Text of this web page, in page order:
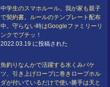
中学生のスマホルール。我が家も親子
で契約書。ルールのテンプレート配布
中。守らない時はGoogleファミリーリ
ンクでブチッ！
2022.03.19 に投稿された
魚釣りなんかで活躍する水くみバケ
ツ、引き上げロープに巻きロープホル
ダが付いているだけで使い勝手は天と